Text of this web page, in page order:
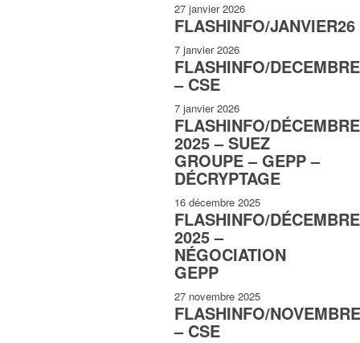
27 janvier 2026
FLASHINFO/JANVIER26
7 janvier 2026
FLASHINFO/
– CSE
7 janvier 2026
FLASHINFO/DÉCEMBRE
2025 – SUEZ
GROUPE – GEPP –
DÉCRYPTAGE
16 décembre 2025
FLASHINFO/DÉCEMBRE
2025 –
NÉGOCIATION
GEPP
27 novembre 2025
FLASHINFO/
– CSE